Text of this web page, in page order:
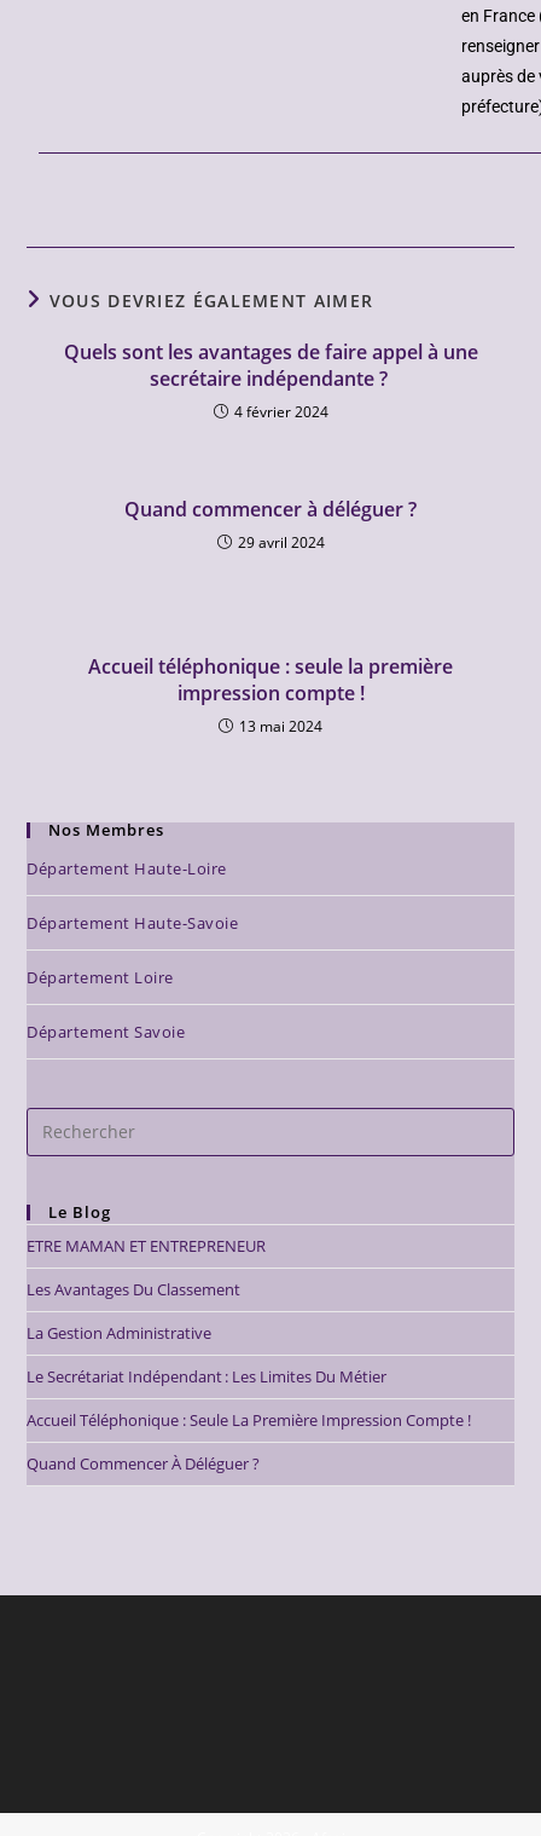
en France
renseigner
auprès de
VOUS DEVRIEZ ÉGALEMENT AIMER
Quels sont les avantages de faire appel à une
secrétaire indépendante ?
4 février 2024
Quand commencer à déléguer ?
29 avril 2024
Accueil téléphonique : seule la première
impression compte !
13 mai 2024
Nos Membres
Département Haute-Loire
Département Haute-Savoie
Département Loire
Département Savoie
Le Blog
ETRE MAMAN ET ENTREPRENEUR
Les Avantages Du Classement
La Gestion Administrative
Le Secrétariat Indépendant : Les Limites Du Métier
Accueil Téléphonique : Seule La Première Impression Compte !
Quand Commencer À Déléguer ?